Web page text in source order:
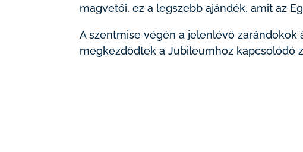
magvetői, ez a legszebb ajándék, amit az
A szentmise végén a jelenlévő
megkezdődtek a Jubileumhoz kapcsolódó